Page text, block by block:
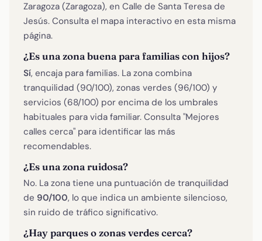
Zaragoza (Zaragoza), en Calle de Santa Teresa de
Jesús. Consulta el mapa interactivo en esta misma
página.
¿Es una zona buena para familias con hijos?
Sí, encaja para familias. La zona combina
tranquilidad (90/100), zonas verdes (96/100) y
servicios (68/100) por encima de los umbrales
habituales para vida familiar. Consulta "Mejores
calles cerca" para identificar las más
recomendables.
¿Es una zona ruidosa?
No. La zona tiene una puntuación de tranquilidad
de 90/100, lo que indica un ambiente silencioso,
sin ruido de tráfico significativo.
¿Hay parques o zonas verdes cerca?